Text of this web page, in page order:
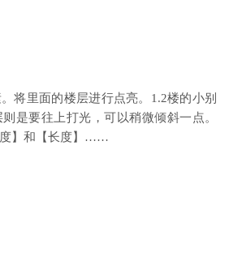
将里面的楼层进行点亮。1.2楼的小别
是要往上打光，可以稍微倾斜一点。
度】和【长度】……